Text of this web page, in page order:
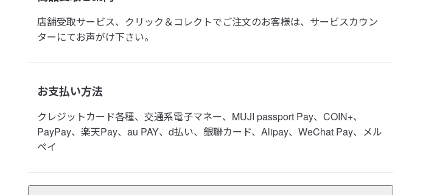
店舗受取サービス、クリック＆コレクトでご注文のお客様は、サービスカウン
ターにてお声がけ下さい。
お支払い方法
クレジットカード各種、交通系電子マネー、MUJI passport Pay、COIN+、
PayPay、楽天Pay、au PAY、d払い、銀聯カード、Alipay、WeChat Pay、メル
ペイ